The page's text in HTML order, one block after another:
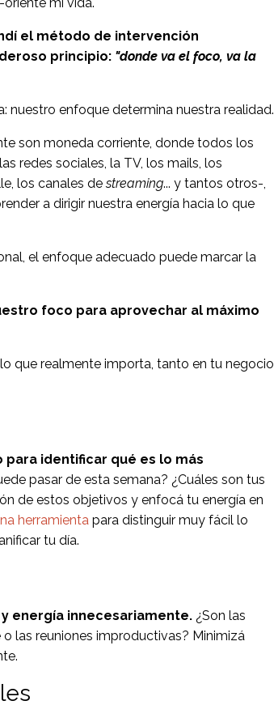
el método de intervención
principio: "donde va el foco, va la
nuestro enfoque determina nuestra realidad.
son moneda corriente, donde todos los
redes sociales, la TV, los mails, los
los canales destreaming... y tantos otros-,
a dirigir nuestra energía hacia lo que
el enfoque adecuado puede marcar la
foco para aprovechar al máximo
que realmente importa, tanto en tu negocio
identificar qué es lo más
pasar de esta semana? ¿Cuáles son tus
de estos objetivos y enfocá tu energía en
herramienta para distinguir muy fácil lo
tu día.
energía innecesariamente. ¿Son las
las reuniones improductivas? Minimizá